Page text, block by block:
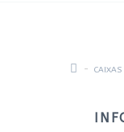
CAIXAS